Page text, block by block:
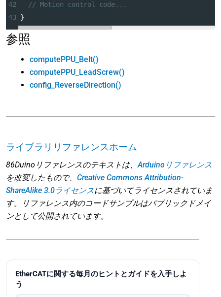
EtherCATに関する毎月のヒントとガイドを入手しよ
う
42
// Motion control code...
43
}
参照
computePPU_Belt()
computePPU_LeadScrew()
config_ReverseDirection()
ライブラリリファレンスホーム
86Duinoリファレンスのテキストは、Arduinoリファレンス
を改変したもので、 Creative Commons Attribution-
ShareAlike 3.0ライセンスに基づいてライセンスされていま
す。リファレンス内のコードサンプルはパブリックドメイ
ンとして公開されています。